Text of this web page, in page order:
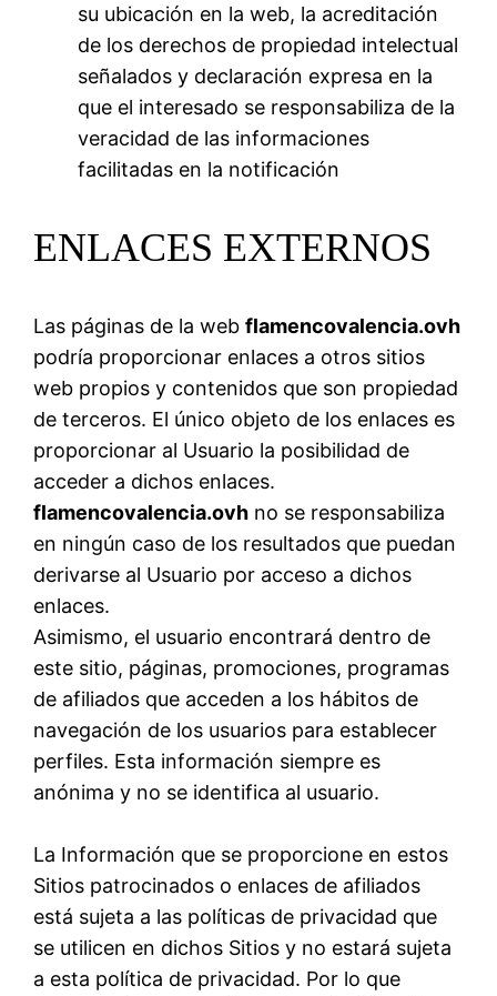
su ubicación en la web, la acreditación
de los derechos de propiedad intelectual
señalados y declaración expresa en la
que el interesado se responsabiliza de la
veracidad de las informaciones
facilitadas en la notificación
ENLACES EXTERNOS
Las páginas de la webflamencovalencia.ovh
podría proporcionar enlaces a otros sitios
web propios y contenidos que son propiedad
de terceros. El único objeto de los enlaces es
proporcionar al Usuario la posibilidad de
acceder a dichos enlaces.
flamencovalencia.ovh no se responsabiliza
en ningún caso de los resultados que puedan
derivarse al Usuario por acceso a dichos
enlaces.
Asimismo, el usuario encontrará dentro de
este sitio, páginas, promociones, programas
de afiliados que acceden a los hábitos de
navegación de los usuarios para establecer
perfiles. Esta información siempre es
anónima y no se identifica al usuario.
La Información que se proporcione en estos
Sitios patrocinados o enlaces de afiliados
está sujeta a las políticas de privacidad que
se utilicen en dichos Sitios y no estará sujeta
a esta política de privacidad. Por lo que